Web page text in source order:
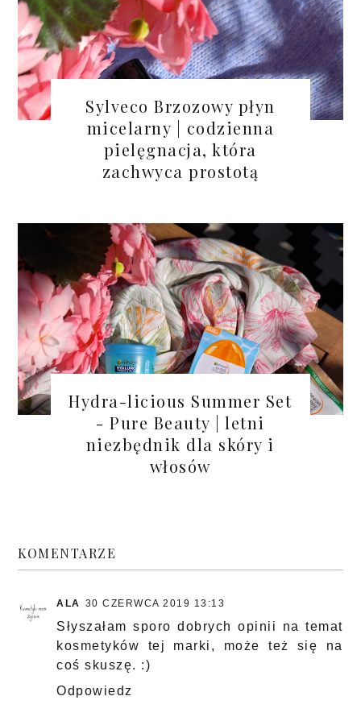
Sylveco Brzozowy płyn
micelarny | codzienna
pielęgnacja, która
zachwyca prostotą
Hydra-licious Summer Set
- Pure Beauty | letni
niezbędnik dla skóry i
włosów
KOMENTARZE
ALA 30 CZERWCA 2019 13:13
Słyszałam sporo dobrych opinii na temat
kosmetyków tej marki, może też się na
coś skuszę. :)
Odpowiedz